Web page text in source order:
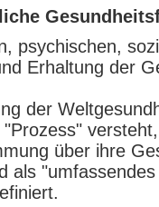
psychischen,
Erhaltung der
der
über ihre
als